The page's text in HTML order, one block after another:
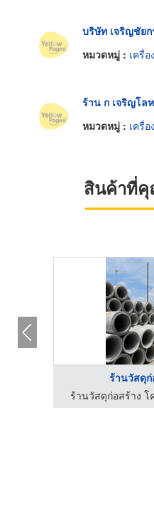
บริษัท เจริญชัยก
หมวดหมู่ : เครื่
ร้าน ก เจริญโ
หมวดหมู่ : เครื่
สินค้าที่
ร้านวัสดุก่
ร้านวัสดุก่อสร้าง